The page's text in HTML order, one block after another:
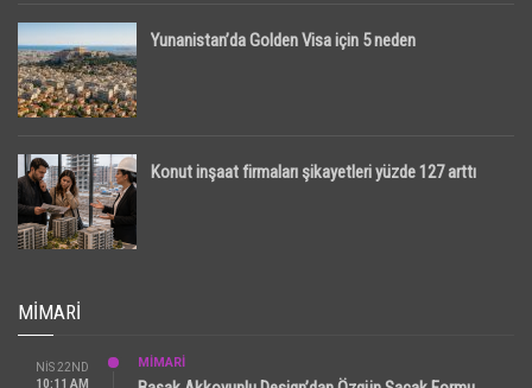
Yunanistan’da Golden Visa için 5 neden
Konut inşaat firmaları şikayetleri yüzde 127 arttı
MIMARI
NIS 22ND
10:11 AM
MİMARİ